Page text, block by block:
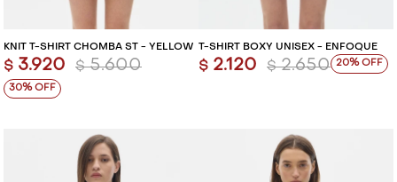
KNIT T-SHIRT CHOMBA ST - YELLOW
$ 3.920 $ 5.600
30
T-SHIRT BOXY UNISEX - ENFOQUE
$ 2.120 $ 2.650 20